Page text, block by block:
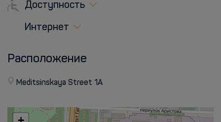
Доступность
Интернет
Расположение
Meditsinskaya Street 1A